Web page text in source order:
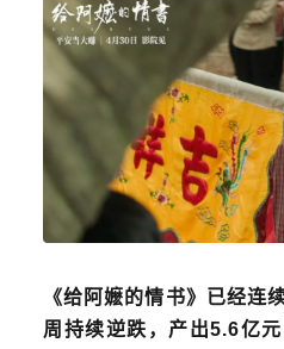
《给阿嬷的情书》已经连
周持续逆跌，产出5.6亿